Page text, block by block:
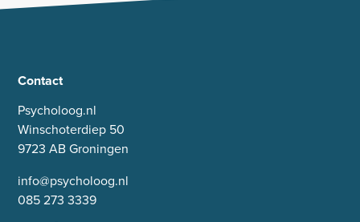
Contact
Psycholoog.nl
Winschoterdiep 50
9723 AB Groningen
info@psycholoog.nl
085 273 3339